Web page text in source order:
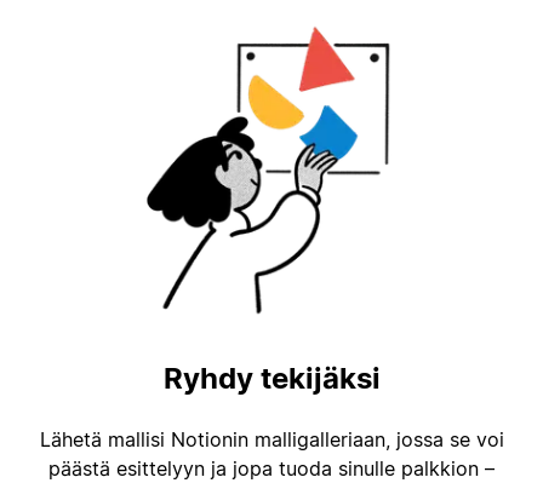
Ryhdy tekijäksi
Lähetä mallisi Notionin malligalleriaan, jossa se voi
päästä esittelyyn ja jopa tuoda sinulle palkkion –